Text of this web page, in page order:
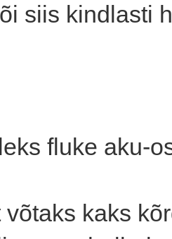
siis kindlasti
fluke aku-
võtaks kaks